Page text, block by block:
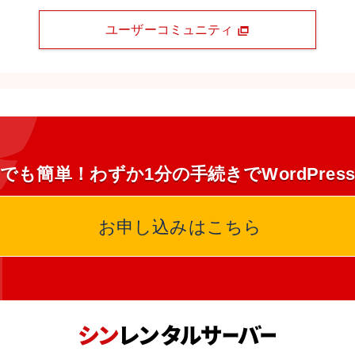
ユーザーコミュニティ
も簡単！わずか1分の手続きで
お申し込みはこちら